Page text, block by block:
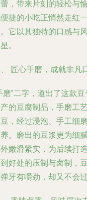
，带来片刻的轻松与
捷的小吃正悄然走红
。它以其独特的口感与
。
匠心手磨，成就非凡
磨”二字，道出了这款
的豆腐制品，手磨工
，经过浸泡、手工细
。磨出的豆浆更为细
嫩滑紧实，为后续打
好处的压制与卤制，
牙有嚼劲，却又不会